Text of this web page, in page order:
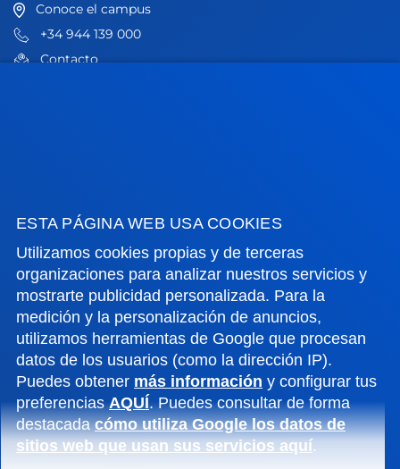
ESTA PÁGINA WEB USA COOKIES
Utilizamos cookies propias y de terceras
organizaciones para analizar nuestros servicios y
mostrarte publicidad personalizada. Para la
medición y la personalización de anuncios,
utilizamos herramientas de Google que procesan
datos de los usuarios (como la dirección IP).
Puedes obtener más información y configurar tus
preferenciasAQUÍ. Puedes consultar de forma
destacadacómo utiliza Google los datos de
sitios web que usan sus servicios aquí.
Conoce el campus
+34 944 139 000
Contacto
Sede Vitoria
Conoce la sede
+34 945 010 114
Contacto
Sede Madrid
Conoce la sede
+34 915 77 61 89
Contacto